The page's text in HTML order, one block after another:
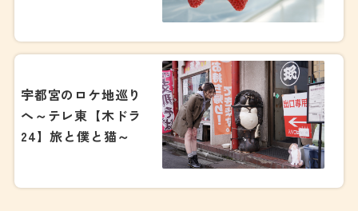
宇都宮のロケ地巡り
へ～テレ東【木ドラ
24】旅と僕と猫～